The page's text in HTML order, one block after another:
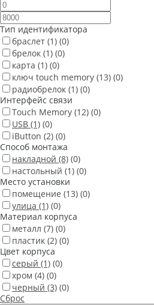
Тип идентификатора
браслет (1) (0)
брелок (1) (0)
карта (1) (0)
ключ touch memory (13) (0)
радиобрелок (1) (0)
Интерфейс связи
Touch Memory (12) (0)
USB (1) (0)
iButton (2) (0)
Способ монтажа
накладной (8) (0)
настольный (1) (0)
Место установки
помещение (13) (0)
улица (1) (0)
Материал корпуса
металл (7) (0)
пластик (2) (0)
Цвет корпуса
серый (1) (0)
хром (4) (0)
черный (3) (0)
Сброс